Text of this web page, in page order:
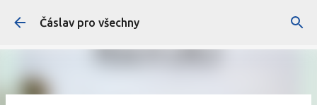
Přeskočit na hlavní obsah
Čáslav pro všechny